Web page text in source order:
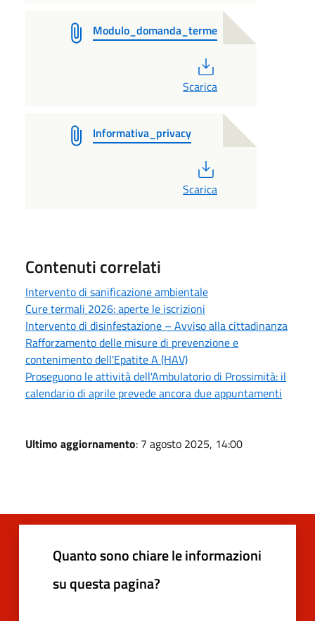
Modulo_domanda_terme
Scarica
Informativa_privacy
Scarica
Contenuti correlati
Intervento di sanificazione ambientale
Cure termali 2026: aperte le iscrizioni
Intervento di disinfestazione – Avviso alla cittadinanza
Rafforzamento delle misure di prevenzione e
contenimento dell'Epatite A (HAV)
Proseguono le attività dell'Ambulatorio di Prossimità: il
calendario di aprile prevede ancora due appuntamenti
Ultimo aggiornamento: 7 agosto 2025, 14:00
Quanto sono chiare le informazioni
su questa pagina?